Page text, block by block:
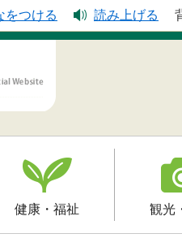
をつける 読み上げる
健康・福祉 観光